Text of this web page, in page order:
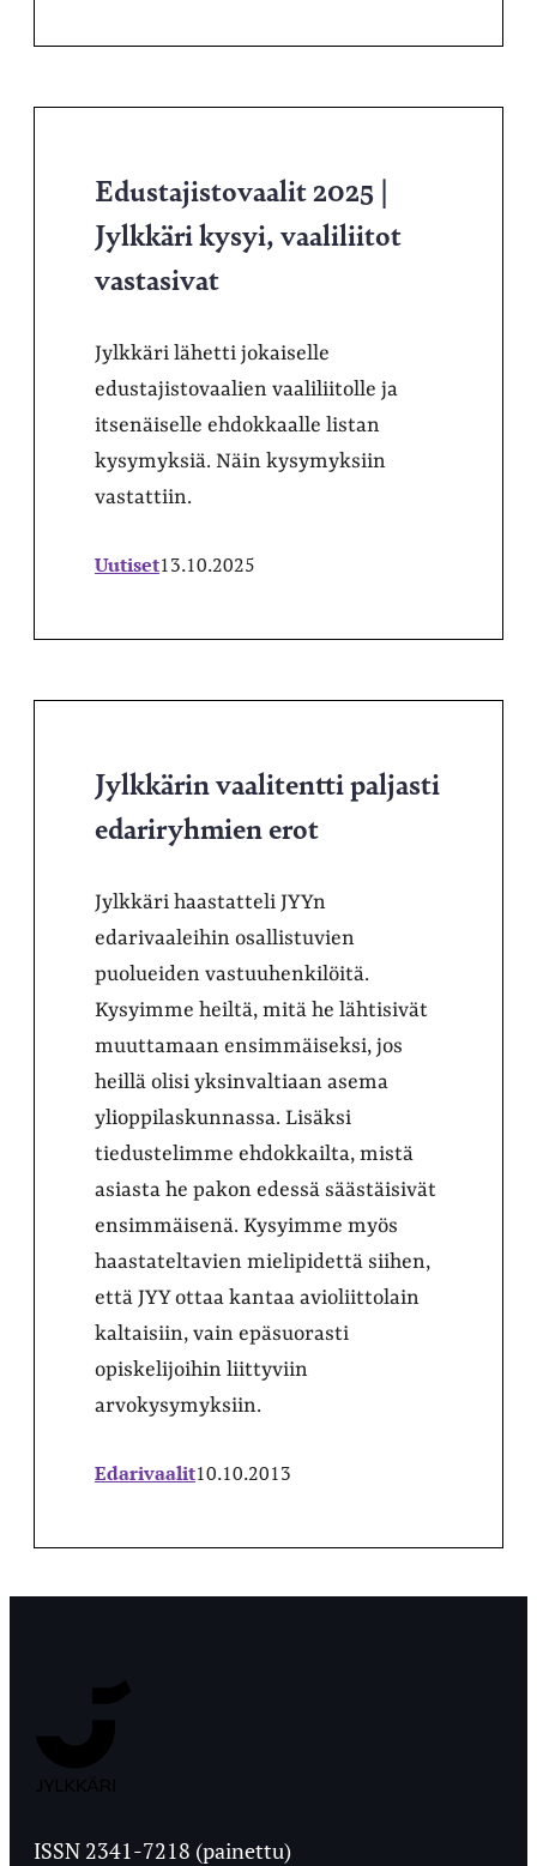
Edustajistovaalit 2025 |
Jylkkäri kysyi, vaaliliitot
vastasivat
Jylkkäri lähetti jokaiselle
edustajistovaalien vaaliliitolle ja
itsenäiselle ehdokkaalle listan
kysymyksiä. Näin kysymyksiin
vastattiin.
Uutiset13.10.2025
Jylkkärin vaalitentti paljasti
edariryhmien erot
Jylkkäri haastatteli JYYn
edarivaaleihin osallistuvien
puolueiden vastuuhenkilöitä.
Kysyimme heiltä, mitä he lähtisivät
muuttamaan ensimmäiseksi, jos
heillä olisi yksinvaltiaan asema
ylioppilaskunnassa. Lisäksi
tiedustelimme ehdokkailta, mistä
asiasta he pakon edessä säästäisivät
ensimmäisenä. Kysyimme myös
haastateltavien mielipidettä siihen,
että JYY ottaa kantaa avioliittolain
kaltaisiin, vain epäsuorasti
opiskelijoihin liittyviin
arvokysymyksiin.
Edarivaalit10.10.2013
Ylioppilaslehti
ISSN 2341-7218 (painettu)